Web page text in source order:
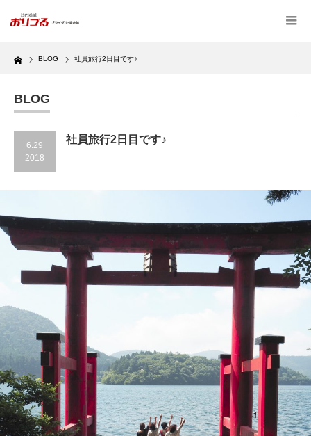
Home BLOG 社員旅行2日目です♪
BLOG
6.29
2018
社員旅行2日目です♪